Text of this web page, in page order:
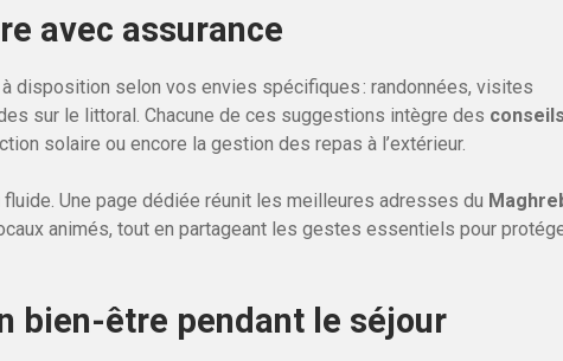
avec assurance
disposition selon vos envies spécifiques : randonnées, visites
sur le littoral. Chacune de ces suggestions intègre des conseils
solaire ou encore la gestion des repas à l’extérieur.
fluide. Une page dédiée réunit les meilleures adresses du
animés, tout en partageant les gestes essentiels pour
bien-être pendant le séjour